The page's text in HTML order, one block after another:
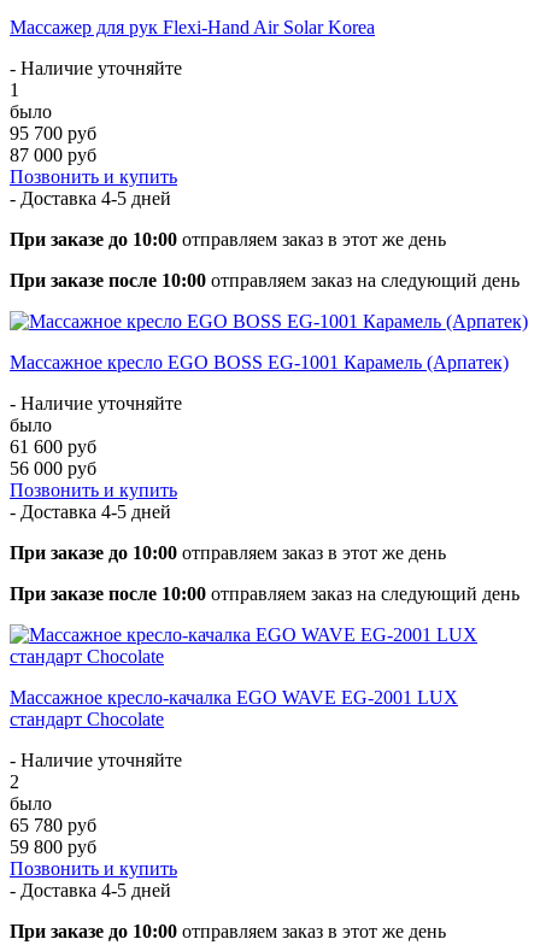
Массажер для рук Flexi-Hand Air Solar Korea
- Наличие уточняйте
1
было
95 700 руб
87 000 руб
Позвонить и купить
- Доставка 4-5 дней
При заказе до 10:00 отправляем заказ в этот же день
При заказе после 10:00 отправляем заказ на следующий день
Массажное кресло EGO BOSS EG-1001 Карамель (Арпатек)
- Наличие уточняйте
было
61 600 руб
56 000 руб
Позвонить и купить
- Доставка 4-5 дней
При заказе до 10:00 отправляем заказ в этот же день
При заказе после 10:00 отправляем заказ на следующий день
Массажное кресло-качалка EGO WAVE EG-2001 LUX
стандарт Chocolate
- Наличие уточняйте
2
было
65 780 руб
59 800 руб
Позвонить и купить
- Доставка 4-5 дней
При заказе до 10:00 отправляем заказ в этот же день